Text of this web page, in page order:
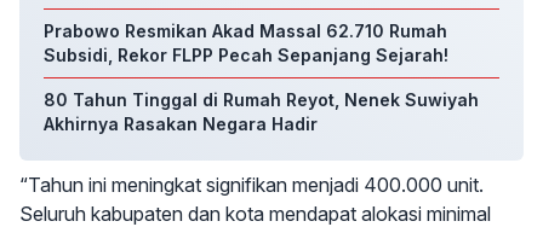
Prabowo Resmikan Akad Massal 62.710 Rumah
Subsidi, Rekor FLPP Pecah Sepanjang Sejarah!
80 Tahun Tinggal di Rumah Reyot, Nenek Suwiyah
Akhirnya Rasakan Negara Hadir
“Tahun ini meningkat signifikan menjadi 400.000 unit.
Seluruh kabupaten dan kota mendapat alokasi minimal